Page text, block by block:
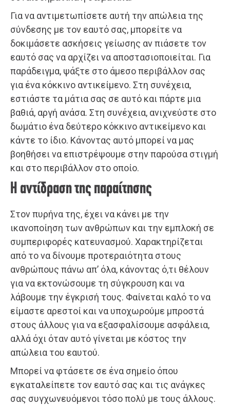
Για να αντιμετωπίσετε αυτή την απώλεια της
σύνδεσης με τον εαυτό σας, μπορείτε να
δοκιμάσετε ασκήσεις γείωσης αν πιάσετε τον
εαυτό σας να αρχίζει να αποστασιοποιείται. Για
παράδειγμα, ψάξτε στο άμεσο περιβάλλον σας
για ένα κόκκινο αντικείμενο. Στη συνέχεια,
εστιάστε τα μάτια σας σε αυτό και πάρτε μια
βαθιά, αργή ανάσα. Στη συνέχεια, ανιχνεύστε στο
δωμάτιο ένα δεύτερο κόκκινο αντικείμενο και
κάντε το ίδιο. Κάνοντας αυτό μπορεί να μας
βοηθήσει να επιστρέψουμε στην παρούσα στιγμή
και στο περιβάλλον στο οποίο.
Η αντίδραση της παραίτησης
Στον πυρήνα της, έχει να κάνει με την
ικανοποίηση των ανθρώπων και την εμπλοκή σε
συμπεριφορές κατευνασμού. Χαρακτηρίζεται
από το να δίνουμε προτεραιότητα στους
ανθρώπους πάνω απ’ όλα, κάνοντας ό,τι θέλουν
για να εκτονώσουμε τη σύγκρουση και να
λάβουμε την έγκρισή τους. Φαίνεται καλό το να
είμαστε αρεστοί και να υποχωρούμε μπροστά
στους άλλους για να εξασφαλίσουμε ασφάλεια,
αλλά όχι όταν αυτό γίνεται με κόστος την
απώλεια του εαυτού.
Μπορεί να φτάσετε σε ένα σημείο όπου
εγκαταλείπετε τον εαυτό σας και τις ανάγκες
σας συγχωνευόμενοι τόσο πολύ με τους άλλους.